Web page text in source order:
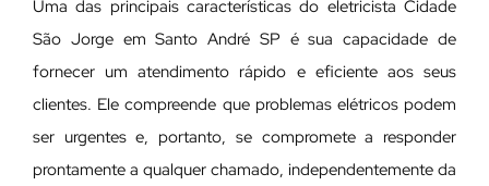
Uma das principais características do eletricista Cidade
São Jorge em Santo André SP é sua capacidade de
fornecer um atendimento rápido e eficiente aos seus
clientes. Ele compreende que problemas elétricos podem
ser urgentes e, portanto, se compromete a responder
prontamente a qualquer chamado, independentemente da